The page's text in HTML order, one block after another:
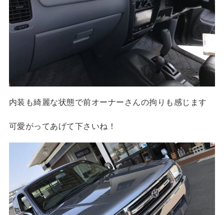
内装も綺麗な状態で前オーナーさんの拘りも感じます
可愛がってあげて下さいね！